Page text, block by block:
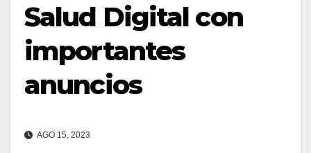
Salud Digital con
importantes
anuncios
AGO 15, 2023